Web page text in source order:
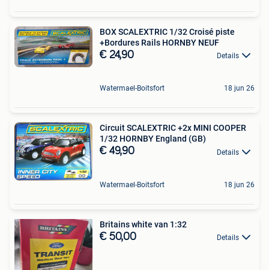
BOX SCALEXTRIC 1/32 Croisé piste
+Bordures Rails HORNBY NEUF
€ 24,90 Details
Watermael-Boitsfort 18 jun 26
Circuit SCALEXTRIC +2x MINI COOPER
1/32 HORNBY England (GB)
€ 49,90 Details
Watermael-Boitsfort 18 jun 26
Britains white van 1:32
€ 50,00 Details